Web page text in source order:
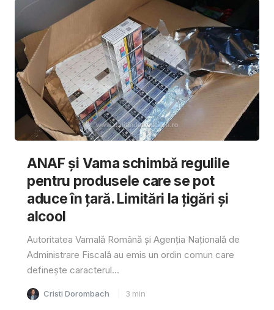
ANAF și Vama schimbă regulile
pentru produsele care se pot
aduce în țară. Limitări la țigări și
alcool
Autoritatea Vamală Română și Agenția Națională de
Administrare Fiscală au emis un ordin comun care
definește caracterul...
Cristi Dorombach 3 min